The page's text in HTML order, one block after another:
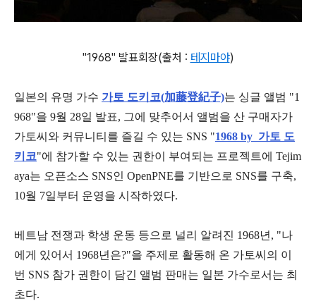
"1968" 발표회장(출처 : 테지마야)
일본의 유명 가수 가토 도키코(加藤登紀子)는 싱글 앨범 "1
968"을 9월 28일 발표, 그에 맞추어서 앨범을 산 구매자가
가토씨와 커뮤니티를 즐길 수 있는 SNS "1968 by 가토 도
키코"에 참가할 수 있는 권한이 부여되는 프로젝트에 Tejim
aya는 오픈소스 SNS인 OpenPNE를 기반으로 SNS를 구축,
10월 7일부터 운영을 시작하였다.
베트남 전쟁과 학생 운동 등으로 널리 알려진 1968년, "나
에게 있어서 1968년은?"을 주제로 활동해 온 가토씨의 이
번 SNS 참가 권한이 담긴 앨범 판매는 일본 가수로서는 최
초다.